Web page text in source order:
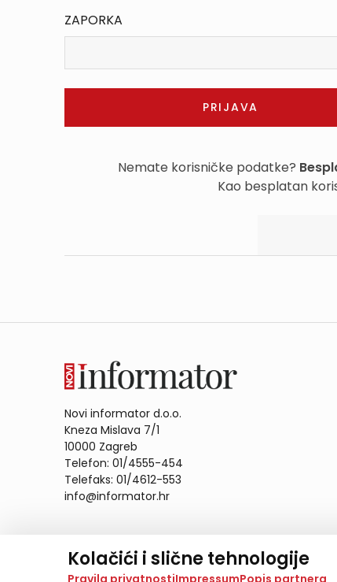
Kolačići i slične tehnologije
Na našoj web stranici koristimo kolačiće i slične
ZAPORKA
Nemate korisničke podatke?
Kao besplatan
Novi informator d.o.o.
Kneza Mislava 7/1
10000 Zagreb
Telefon: 01/4555-454
Telefaks: 01/4612-553
info@informator.hr